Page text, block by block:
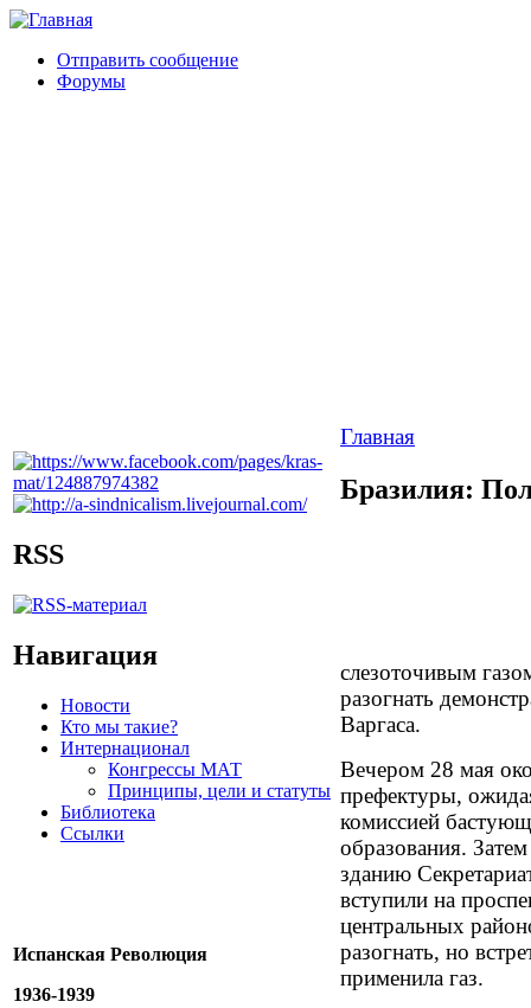
Отправить сообщение
Форумы
RSS
Навигация
Новости
Кто мы такие?
Интернационал
Конгрессы МАТ
Принципы, цели и статуты
Библиотека
Ссылки
Испанская Революция
1936-1939
Главная
Бразилия:
слезоточивым
разогнать
Варгаса.
Вечером 28 мая
префектуры,
комиссией
образования.
зданию
вступили на
центральных
разогнать, но
применила газ.